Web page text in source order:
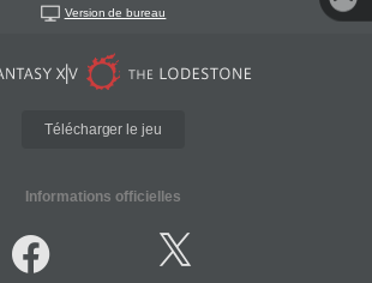
Version de bureau
Télécharger le jeu
Informations officielles